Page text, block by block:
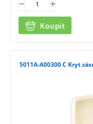
Koupit
5011A-A00300 C Kryt zásuvky anténní s vylamovacím otvorem,